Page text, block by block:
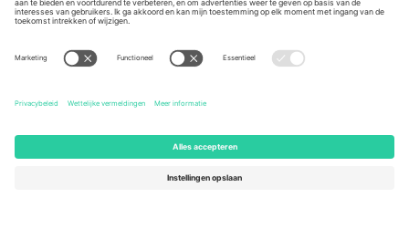
Unter den Linden 24, 10117
Berlin, Germany
167 City Road, London, Greater
131 Continental Dr, Suite 305,
Newark, Delaware 19713, United
Engelberg, Switzerland